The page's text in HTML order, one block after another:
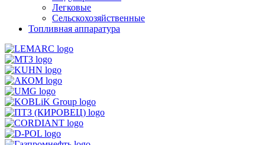
Легковые
Сельскохозяйственные
Топливная аппаратура